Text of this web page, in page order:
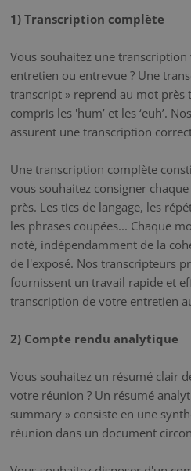
1) Transcription complète
Vous souhaitez une
entretien ou entrevue ? Une
transcript » reprend au mot près
compris les 'hum’ et les ‘euh’.
assurent une transcription
Une transcription complète
vous souhaitez consigner
près. Les tics de langage, les
les phrases coupées... Chaque
noté, indépendamment de la
de l'exposé. Nos transcripteurs
fournissent un travail rapide et
transcription de votre entretien
2) Compte rendu analytique
Vous souhaitez un résumé clair
votre réunion ? Un résumé
summary » consiste en une
réunion dans un document